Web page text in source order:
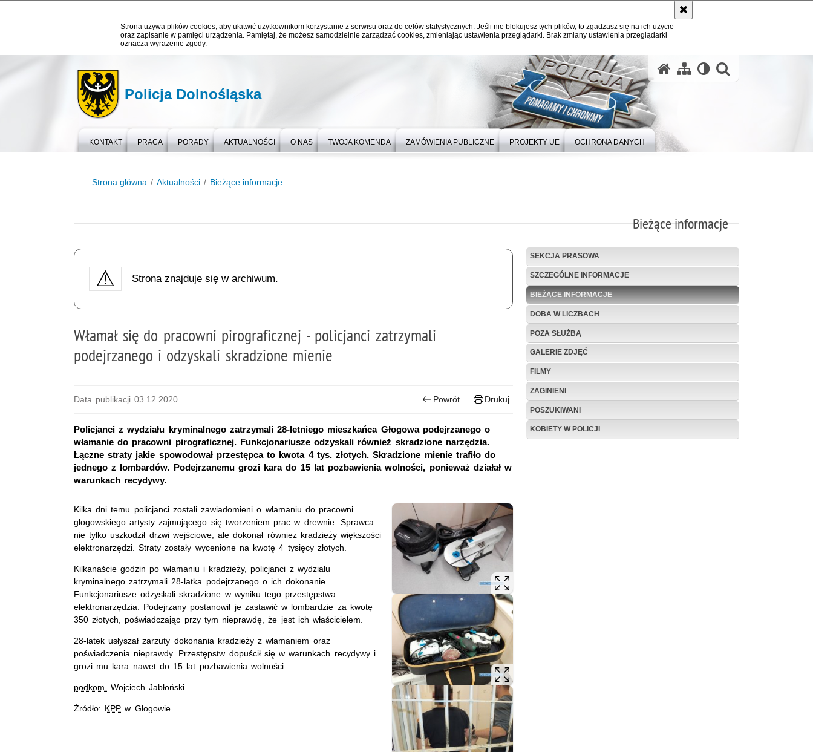
Strona używa plików cookies, aby ułatwić użytkownikom korzystanie z serwisu oraz do celów statystycznych. Jeśli nie blokujesz tych plików, to zgadzasz się na ich użycie
oraz zapisanie w pamięci urządzenia. Pamiętaj, że możesz samodzielnie zarządzać cookies, zmieniając ustawienia przeglądarki. Brak zmiany ustawienia przeglądarki
oznacza wyrażenie zgody.
Policja Dolnośląska
KONTAKT PRACA PORADY AKTUALNOŚCI O NAS TWOJA KOMENDA ZAMÓWIENIA PUBLICZNE PROJEKTY UE OCHRONA DANYCH
Strona główna Aktualności Bieżące informacje
Bieżące informacje
Strona znajduje się w archiwum.
Włamał się do pracowni pirograficznej - policjanci zatrzymali
podejrzanego i odzyskali skradzione mienie
Data publikacji 03.12.2020 Powrót Drukuj
Policjanci z wydziału kryminalnego zatrzymali 28-letniego mieszkańca Głogowa podejrzanego o
włamanie do pracowni pirograficznej. Funkcjonariusze odzyskali również skradzione narzędzia.
Łączne straty jakie spowodował przestępca to kwota 4 tys. złotych. Skradzione mienie trafiło do
jednego z lombardów. Podejrzanemu grozi kara do 15 lat pozbawienia wolności, ponieważ działał w
warunkach recydywy.
Kilka dni temu policjanci zostali zawiadomieni o włamaniu do pracowni
głogowskiego artysty zajmującego się tworzeniem prac w drewnie. Sprawca
nie tylko uszkodził drzwi wejściowe, ale dokonał również kradzieży większości
elektronarzędzi. Straty zostały wycenione na kwotę 4 tysięcy złotych.
Kilkanaście godzin po włamaniu i kradzieży, policjanci z wydziału
kryminalnego zatrzymali 28-latka podejrzanego o ich dokonanie.
Funkcjonariusze odzyskali skradzione w wyniku tego przestępstwa
elektronarzędzia. Podejrzany postanowił je zastawić w lombardzie za kwotę
350 złotych, poświadczając przy tym nieprawdę, że jest ich właścicielem.
28-latek usłyszał zarzuty dokonania kradzieży z włamaniem oraz
poświadczenia nieprawdy. Przestępstw dopuścił się w warunkach recydywy i
grozi mu kara nawet do 15 lat pozbawienia wolności.
podkom. Wojciech Jabłoński
Źródło: KPP w Głogowie
SEKCJA PRASOWA
SZCZEGÓLNE INFORMACJE
BIEŻĄCE INFORMACJE
DOBA W LICZBACH
POZA SŁUŻBĄ
GALERIE ZDJĘĆ
FILMY
ZAGINIENI
POSZUKIWANI
KOBIETY W POLICJI